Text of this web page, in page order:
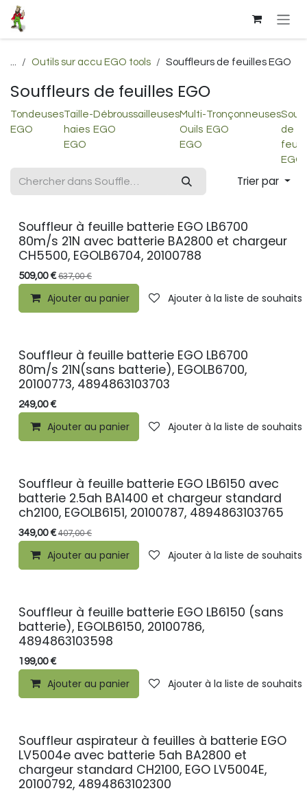
Se rendre au contenu
... Outils sur accu EGO tools Souffleurs de feuilles EGO
Souffleurs de feuilles EGO
Tondeuses
EGO
Taille-
haies
EGO
Débroussailleuses
EGO
Multi-
Ouils
EGO
Tronçonneuses
EGO
de
EGO
Trier par
Souffleur à feuille batterie EGO LB6700
80m/s 21N avec batterie BA2800 et chargeur
CH5500, EGOLB6704, 20100788
509,00€ 637,00€
Ajouter au panier Ajouter à la liste de souhaits
Souffleur à feuille batterie EGO LB6700
80m/s 21N(sans batterie), EGOLB6700,
20100773, 4894863103703
249,00€
Ajouter au panier Ajouter à la liste de souhaits
Souffleur à feuille batterie EGO LB6150 avec
batterie 2.5ah BA1400 et chargeur standard
ch2100, EGOLB6151, 20100787, 4894863103765
349,00€ 407,00€
Ajouter au panier Ajouter à la liste de souhaits
Souffleur à feuille batterie EGO LB6150 (sans
batterie), EGOLB6150, 20100786,
4894863103598
199,00€
Ajouter au panier Ajouter à la liste de souhaits
Souffleur aspirateur à feuilles à batterie EGO
LV5004e avec batterie 5ah BA2800 et
chargeur standard CH2100, EGO LV5004E,
20100792, 4894863102300